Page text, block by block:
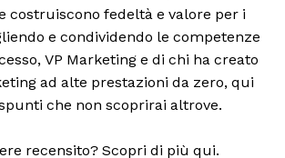
costruiscono fedeltà e valore per i
e condividendo le competenze
VP Marketing e di chi ha creato
ad alte prestazioni da zero, qui
che non scoprirai altrove.
recensito? Scopri di più qui.